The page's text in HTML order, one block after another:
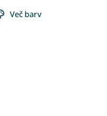
Več barv